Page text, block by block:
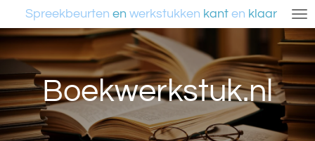
direct
naar
hoofdinhoud
Spreekbeurten en werkstukken kant en klaar
Boekwerkstuk.nl